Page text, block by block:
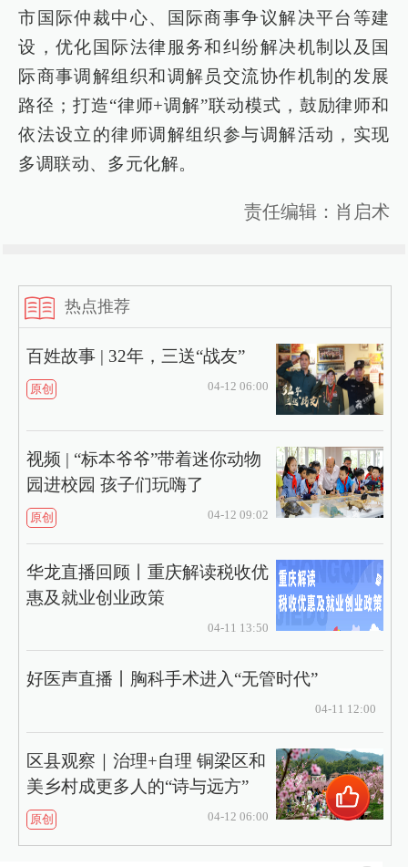
市国际仲裁中心、国际商事争议解决平台等建
设，优化国际法律服务和纠纷解决机制以及国
际商事调解组织和调解员交流协作机制的发展
路径；打造“律师+调解”联动模式，鼓励律师和
依法设立的律师调解组织参与调解活动，实现
多调联动、多元化解。
责任编辑：肖启术
热点推荐
百姓故事 | 32年，三送“战友”
原创 04-12 06:00
视频 | “标本爷爷”带着迷你动物
园进校园 孩子们玩嗨了
原创 04-12 09:02
华龙直播回顾丨重庆解读税收优
惠及就业创业政策
04-11 13:50
好医声直播丨胸科手术进入“无管时代”
04-11 12:00
区县观察｜治理+自理 铜梁区和
美乡村成更多人的“诗与远方”
原创 04-12 06:00